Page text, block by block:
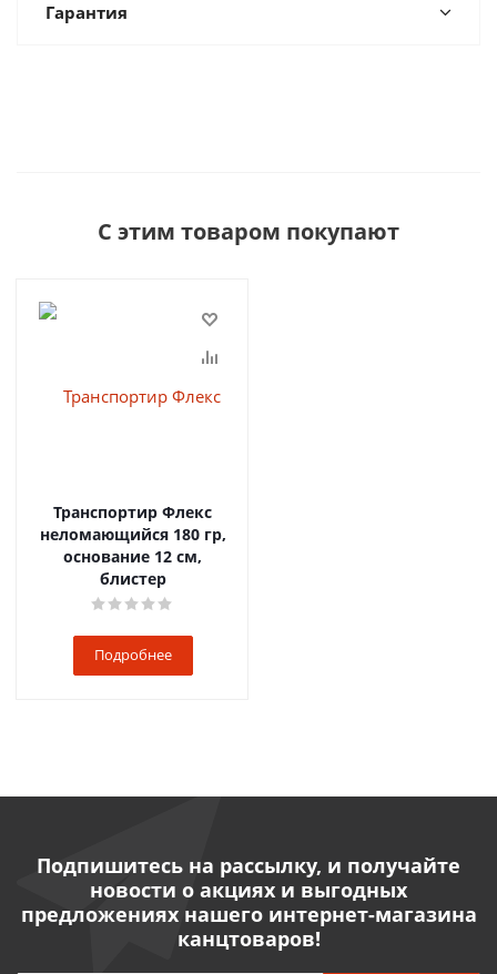
Гарантия
С этим товаром покупают
Транспортир Флекс
неломающийся 180 гр,
основание 12 см,
блистер
Подробнее
Подпишитесь на рассылку, и получайте
новости о акциях и выгодных
предложениях нашего интернет-магазина
канцтоваров!